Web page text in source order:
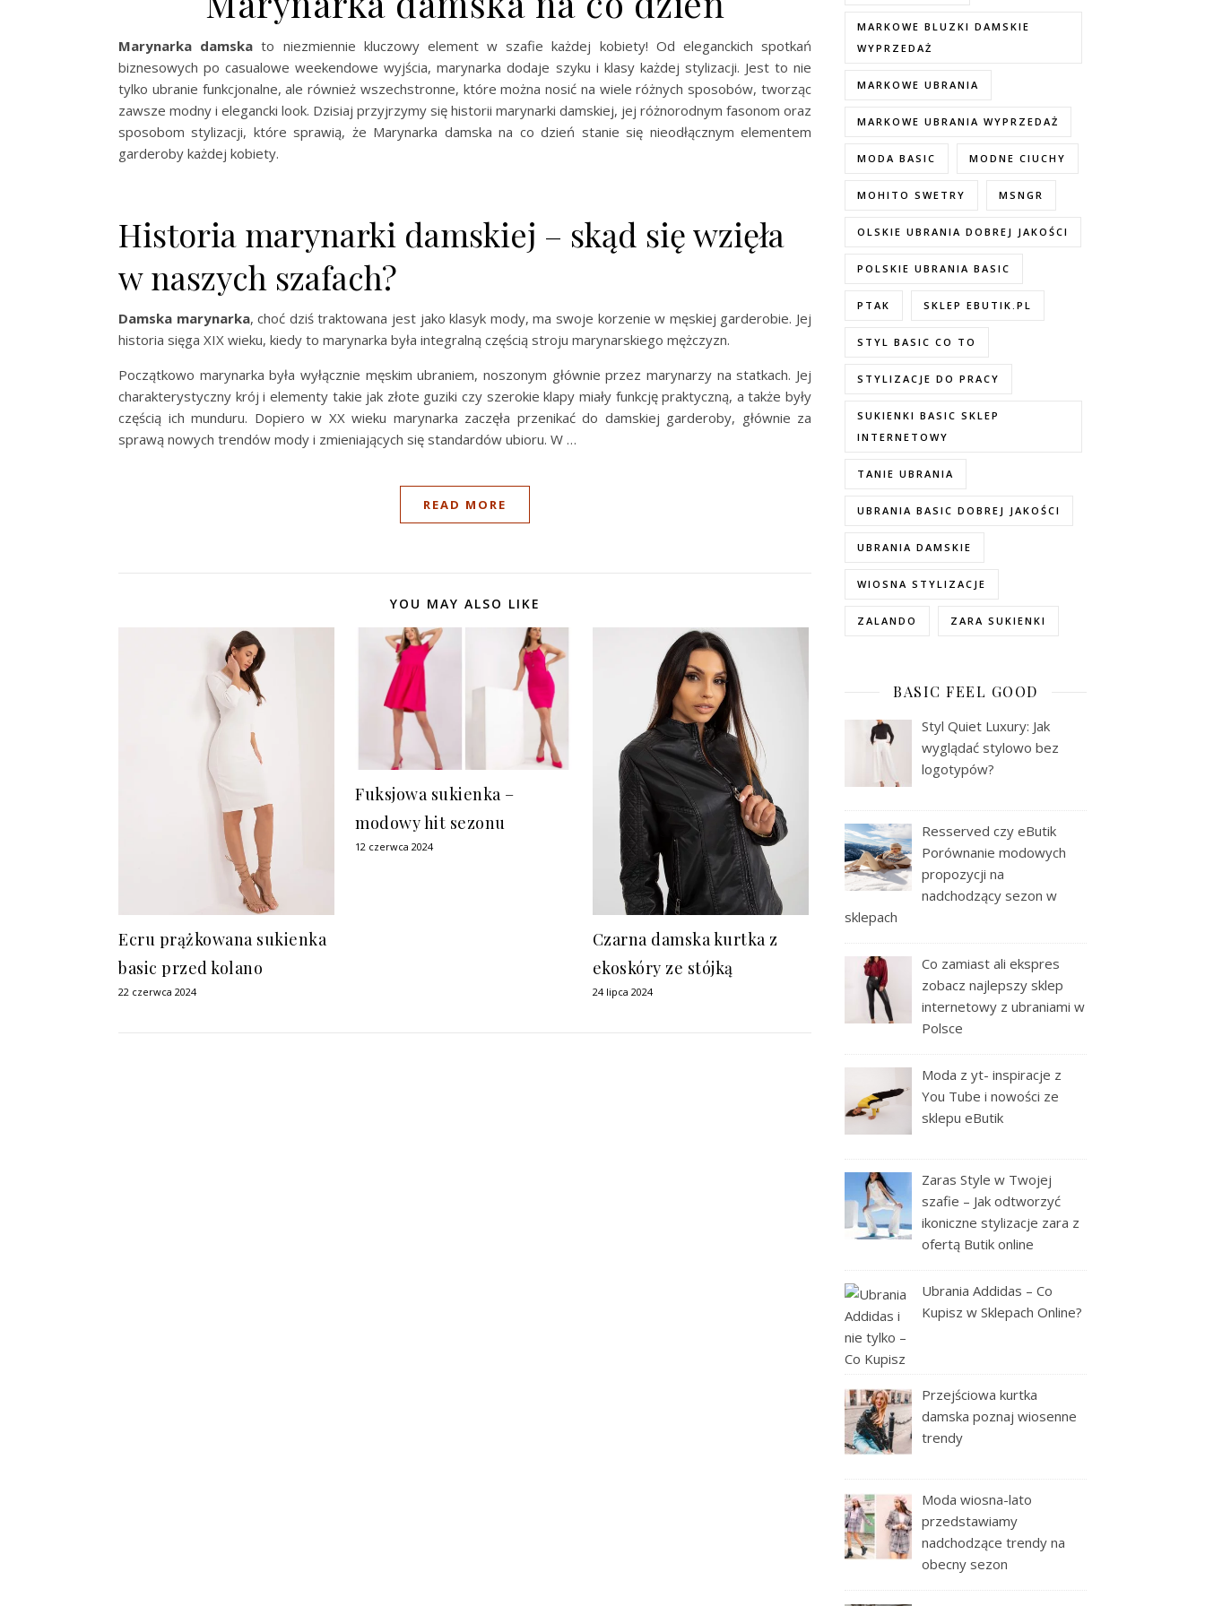
Marynarka damska to niezmiennie kluczowy element w szafie każdej kobiety! Od eleganckich spotkań
biznesowych po casualowe weekendowe wyjścia, marynarka dodaje szyku i klasy każdej stylizacji. Jest to nie
tylko ubranie funkcjonalne, ale również wszechstronne, które można nosić na wiele różnych sposobów, tworząc
zawsze modny i elegancki look. Dzisiaj przyjrzymy się historii marynarki damskiej, jej różnorodnym fasonom oraz
sposobom stylizacji, które sprawią, że Marynarka damska na co dzień stanie się nieodłącznym elementem
garderoby każdej kobiety.
Historia marynarki damskiej – skąd się wzięła
w naszych szafach?
Damska marynarka, choć dziś traktowana jest jako klasyk mody, ma swoje korzenie w męskiej garderobie. Jej
historia sięga XIX wieku, kiedy to marynarka była integralną częścią stroju marynarskiego mężczyzn.
Początkowo marynarka była wyłącznie męskim ubraniem, noszonym głównie przez marynarzy na statkach. Jej
charakterystyczny krój i elementy takie jak złote guziki czy szerokie klapy miały funkcję praktyczną, a także były
częścią ich munduru. Dopiero w XX wieku marynarka zaczęła przenikać do damskiej garderoby, głównie za
sprawą nowych trendów mody i zmieniających się standardów ubioru. W …
READ MORE
YOU MAY ALSO LIKE
Ecru prążkowana sukienka
basic przed kolano
22 czerwca 2024
Fuksjowa sukienka –
modowy hit sezonu
12 czerwca 2024
Czarna damska kurtka z
ekoskóry ze stójką
24 lipca 2024
MARKOWE BLUZKI DAMSKIE
WYPRZEDAŻ
MARKOWE UBRANIA
MARKOWE UBRANIA WYPRZEDAŻ
MODA BASIC MODNE CIUCHY
MOHITO SWETRY MSNGR
OLSKIE UBRANIA DOBREJ JAKOŚCI
POLSKIE UBRANIA BASIC
PTAK SKLEP EBUTIK.PL
STYL BASIC CO TO
STYLIZACJE DO PRACY
SUKIENKI BASIC SKLEP
INTERNETOWY
TANIE UBRANIA
UBRANIA BASIC DOBREJ JAKOŚCI
UBRANIA DAMSKIE
WIOSNA STYLIZACJE
ZALANDO ZARA SUKIENKI
BASIC FEEL GOOD
Styl Quiet Luxury: Jak
wyglądać stylowo bez
logotypów?
Resserved czy eButik
Porównanie modowych
propozycji na
nadchodzący sezon w
sklepach
Co zamiast ali ekspres
zobacz najlepszy sklep
internetowy z ubraniami w
Polsce
Moda z yt- inspiracje z
You Tube i nowości ze
sklepu eButik
Zaras Style w Twojej
szafie – Jak odtworzyć
ikoniczne stylizacje zara z
ofertą Butik online
Ubrania Addidas – Co
Kupisz w Sklepach Online?
Przejściowa kurtka
damska poznaj wiosenne
trendy
Moda wiosna-lato
przedstawiamy
nadchodzące trendy na
obecny sezon